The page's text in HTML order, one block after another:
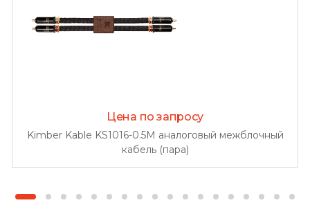
Цена по запросу
Kimber Kable KS1016-0.5M аналоговый межблочный
кабель (пара)